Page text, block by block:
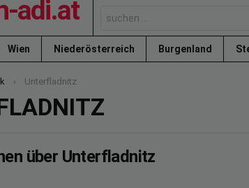
for:
Wien Niederösterreich Burgenland
Unterfladnitz
über Unterfladnitz